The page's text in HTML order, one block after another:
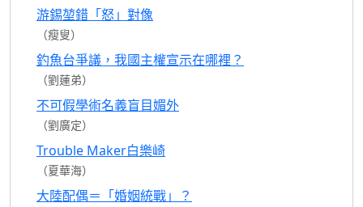
游錫堃錯「怒」對像
（瘦叟）
釣魚台爭議，我國主權宣示在哪裡？
（劉蓮弟）
不可假學術名義盲目媚外
（劉廣定）
Trouble Maker白樂崎
（夏華海）
大陸配偶＝「婚姻統戰」？